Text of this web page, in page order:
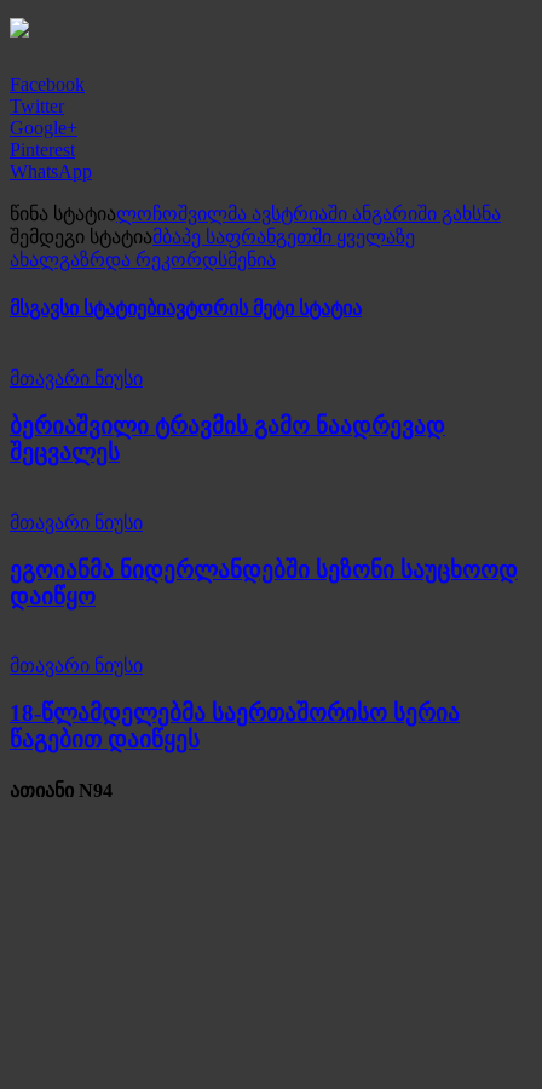
Facebook
Twitter
Google+
Pinterest
WhatsApp
წინა სტატიალოჩოშვილმა ავსტრიაში ანგარიში გახსნა
შემდეგი სტატიამბაპე საფრანგეთში ყველაზე
ახალგაზრდა რეკორდსმენია
მსგავსი სტატიებიავტორის მეტი სტატია
მთავარი ნიუსი
ბერიაშვილი ტრავმის გამო ნაადრევად
შეცვალეს
მთავარი ნიუსი
ეგოიანმა ნიდერლანდებში სეზონი საუცხოოდ
დაიწყო
მთავარი ნიუსი
18-წლამდელებმა საერთაშორისო სერია
წაგებით დაიწყეს
ათიანი N94